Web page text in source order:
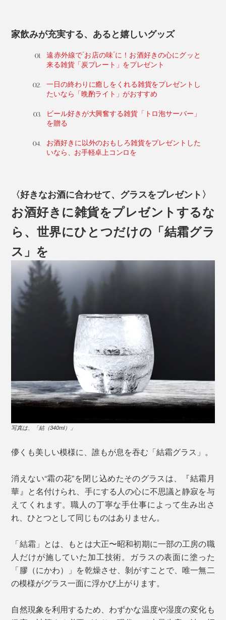
家飲みが充実する、あると嬉しいグッズ
遠赤外線で“お店の味”に！お酒好きの心にグッと
来る雑貨「炭プレート」をプレゼント
一日の終わりに癒しをくれる雑貨をプレゼントし
たいなら「晩酌ライト」がおすすめ
ビール好きが大興奮する雑貨「トロ泡サーバー」
を贈る
お酒好きに以外のおもしろ雑貨をプレゼントした
いなら、お手軽卓上コンロを
〈好きなお酒に合わせて、グラスをプレゼント〉
お酒好きに雑貨をプレゼントするな
ら、世界にひとつだけの「結霜グラ
ス」を
写真は、「結（340ml）」
儚くも美しい模様に、誰もが息を吞む「結霜グラス」。
消えない“霜の花”を閉じ込めたそのグラスは、『結霜月
華』と名付けられ、手にする人の心に不思議と静寂を与
えてくれます。職人の丁寧な手仕事によって生み出さ
れ、ひとつとして同じものはありません。
「結霜」とは、もとは大正〜昭和初期に一部の工房の職
人だけが施していた加工技術。ガラスの表面に塗った
「膠（にかわ）」を乾燥させ、剝がすことで、唯一無二
の模様がグラス一面に浮かび上がります。
自然現象を利用するため、わずかな温度や湿度の変化も